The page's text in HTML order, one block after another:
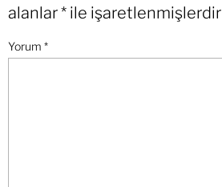
alanlar* ile işaretlenmişlerdir
Yorum *